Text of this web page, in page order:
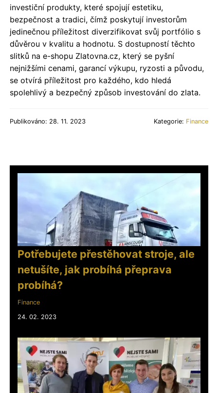
investiční produkty, které spojují estetiku,
bezpečnost a tradici, čímž poskytují investorům
jedinečnou příležitost diverzifikovat svůj portfólio s
důvěrou v kvalitu a hodnotu. S dostupností těchto
slitků na e-shopu Zlatovna.cz, který se pyšní
nejnižšími cenami, garancí výkupu, ryzosti a původu,
se otvírá příležitost pro každého, kdo hledá
spolehlivý a bezpečný způsob investování do zlata.
Publikováno: 28. 11. 2023 Kategorie: Finance
Potřebujete přestěhovat stroje, ale
netušíte, jak probíhá přeprava
probíhá?
Finance
24. 02. 2023